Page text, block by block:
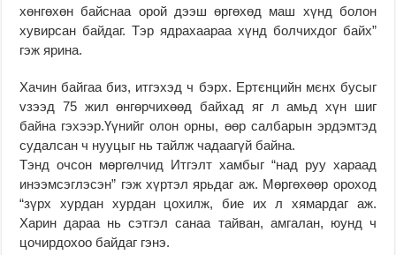
хөнгөхөн байснаа орой дээш өргөхөд маш хүнд болон
хувирсан байдаг. Тэр ядрахаараа хүнд болчихдог байх”
гэж ярина.
Хачин байгаа биз, итгэхэд ч бэрх. Ертєнцийн мєнх бусыг
vзээд 75 жил өнгөрчихөөд байхад яг л амьд хүн шиг
байна гэхээр.Үүнийг олон орны, өөр салбарын эрдэмтэд
судалсан ч нууцыг нь тайлж чадаагүй байна.
Тэнд очсон мөргөлчид Итгэлт хамбыг “над руу хараад
инээмсэглэсэн” гэж хүртэл ярьдаг аж. Мөргөхөөр ороход
“зүрх хурдан хурдан цохилж, бие их л хямардаг аж.
Харин дараа нь сэтгэл санаа тайван, амгалан, юунд ч
цочирдохоо байдаг гэнэ.